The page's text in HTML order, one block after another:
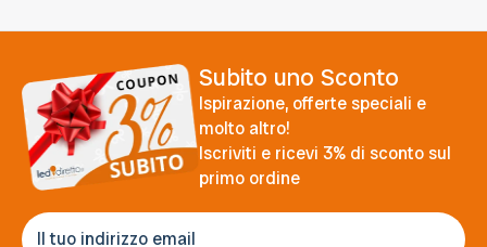
Subito uno Sconto
Ispirazione, offerte speciali e
molto altro!
Iscriviti e ricevi 3% di sconto sul
primo ordine